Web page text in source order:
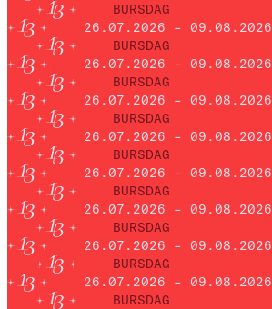
BURSDAG
26.07.2026 – 09.08.2026
BURSDAG
26.07.2026 – 09.08.2026
BURSDAG
26.07.2026 – 09.08.2026
BURSDAG
26.07.2026 – 09.08.2026
BURSDAG
26.07.2026 – 09.08.2026
BURSDAG
26.07.2026 – 09.08.2026
BURSDAG
26.07.2026 – 09.08.2026
BURSDAG
26.07.2026 – 09.08.2026
BURSDAG